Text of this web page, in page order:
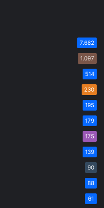
7.682
1.097
514
230
195
179
175
139
90
88
61